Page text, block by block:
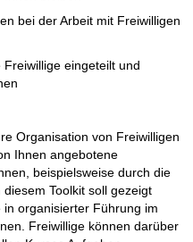
bei der Arbeit mit Freiwilligen
eingeteilt und
Organisation von Freiwilligen
Ihnen angebotene
beispielsweise durch die
Toolkit soll gezeigt
organisierter Führung im
Freiwillige können darüber